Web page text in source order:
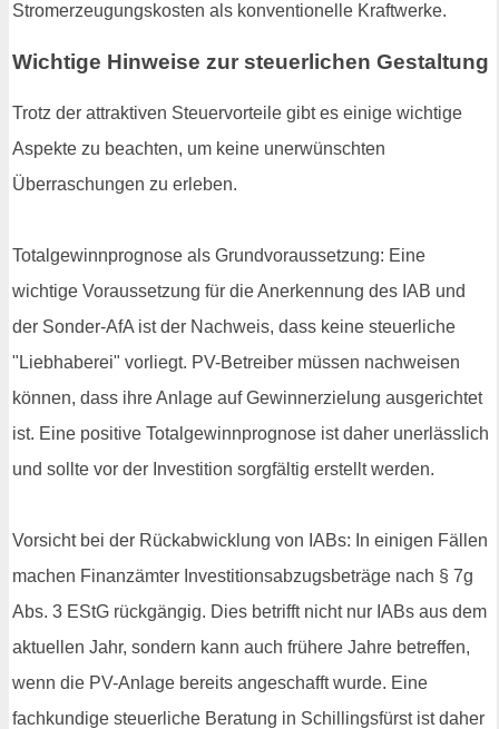
Stromerzeugungskosten als konventionelle Kraftwerke.
Wichtige Hinweise zur steuerlichen Gestaltung
Trotz der attraktiven Steuervorteile gibt es einige wichtige
Aspekte zu beachten, um keine unerwünschten
Überraschungen zu erleben.
Totalgewinnprognose als Grundvoraussetzung: Eine
wichtige Voraussetzung für die Anerkennung des IAB und
der Sonder-AfA ist der Nachweis, dass keine steuerliche
"Liebhaberei" vorliegt. PV-Betreiber müssen nachweisen
können, dass ihre Anlage auf Gewinnerzielung ausgerichtet
ist. Eine positive Totalgewinnprognose ist daher unerlässlich
und sollte vor der Investition sorgfältig erstellt werden.
Vorsicht bei der Rückabwicklung von IABs: In einigen Fällen
machen Finanzämter Investitionsabzugsbeträge nach § 7g
Abs. 3 EStG rückgängig. Dies betrifft nicht nur IABs aus dem
aktuellen Jahr, sondern kann auch frühere Jahre betreffen,
wenn die PV-Anlage bereits angeschafft wurde. Eine
fachkundige steuerliche Beratung in Schillingsfürst ist daher